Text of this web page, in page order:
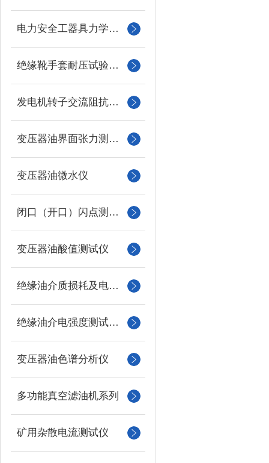
电力安全工器具力学性能试验机
绝缘靴手套耐压试验装置
发电机转子交流阻抗测试仪
变压器油界面张力测试仪
变压器油微水仪
闭口（开口）闪点测定仪
变压器油酸值测试仪
绝缘油介质损耗及电阻率测试仪
绝缘油介电强度测试仪系列
变压器油色谱分析仪
多功能真空滤油机系列
矿用杂散电流测试仪